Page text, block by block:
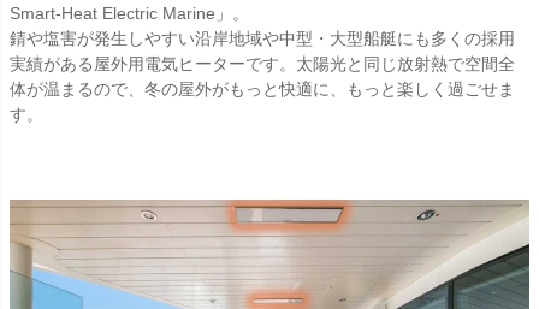
Smart-Heat Electric Marine」。
錆や塩害が発生しやすい沿岸地域や中型・大型船艇にも多くの採用
実績がある屋外用電気ヒーターです。太陽光と同じ放射熱で空間全
体が温まるので、冬の屋外がもっと快適に、もっと楽しく過ごせま
す。